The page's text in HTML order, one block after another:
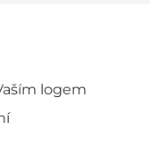
logem